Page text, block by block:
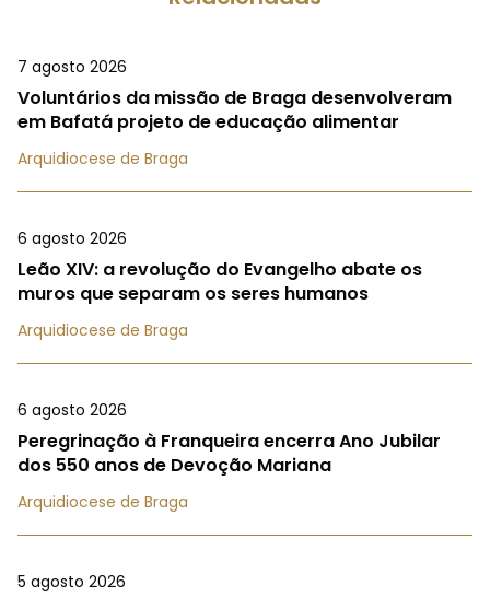
7 agosto 2026
Voluntários da missão de Braga desenvolveram
em Bafatá projeto de educação alimentar
Arquidiocese de Braga
6 agosto 2026
Leão XIV: a revolução do Evangelho abate os
muros que separam os seres humanos
Arquidiocese de Braga
6 agosto 2026
Peregrinação à Franqueira encerra Ano Jubilar
dos 550 anos de Devoção Mariana
Arquidiocese de Braga
5 agosto 2026